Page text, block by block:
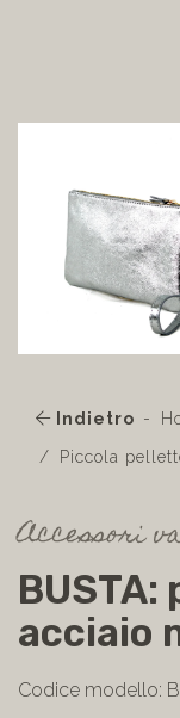
Indietro
Piccola
Accessori
acciaio
Codice modello: